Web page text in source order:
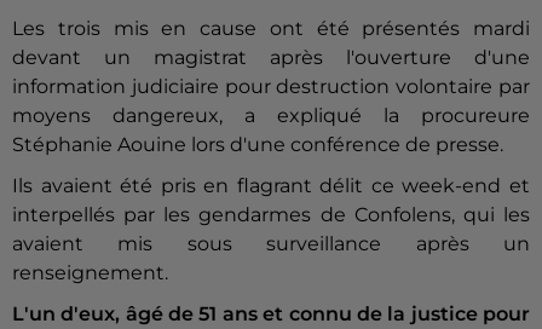
Les trois mis en cause ont été présentés mardi
devant un magistrat après l'ouverture d'une
information judiciaire pour destruction volontaire par
moyens dangereux, a expliqué la procureure
Stéphanie Aouine lors d'une conférence de presse.
Ils avaient été pris en flagrant délit ce week-end et
interpellés par les gendarmes de Confolens, qui les
avaient mis sous surveillance après un
renseignement.
L'un d'eux, âgé de 51 ans et connu de la justice pour